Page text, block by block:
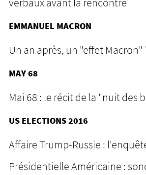
EMMANUEL MACRON
Un an après, un "effet Macron"
MAY 68
Mai 68 : le récit de la "nuit des
US ELECTIONS 2016
Affaire Trump-Russie :
Présidentielle Américaine :